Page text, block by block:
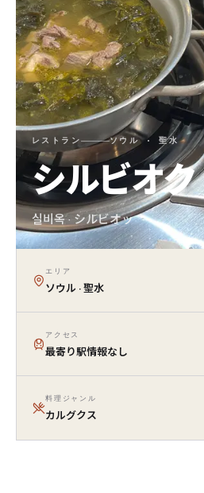
レストラン ソウル · 聖水
シルビオク
실비옥 · シルビオッ
エリア
ソウル · 聖水
アクセス
最寄り駅情報なし
料理ジャンル
カルグクス